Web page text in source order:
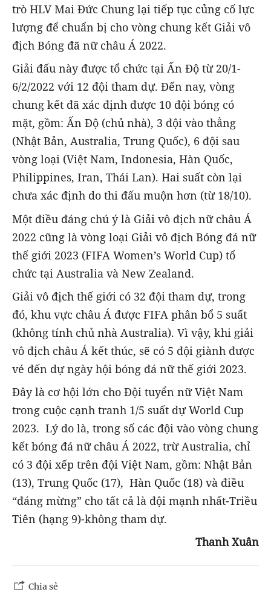
trò HLV Mai Đức Chung lại tiếp tục củng cố lực
lượng để chuẩn bị cho vòng chung kết Giải vô
địch Bóng đã nữ châu Á 2022.
Giải đấu này được tổ chức tại Ấn Độ từ 20/1-
6/2/2022 với 12 đội tham dự. Đến nay, vòng
chung kết đã xác định được 10 đội bóng có
mặt, gồm: Ấn Độ (chủ nhà), 3 đội vào thẳng
(Nhật Bản, Australia, Trung Quốc), 6 đội sau
vòng loại (Việt Nam, Indonesia, Hàn Quốc,
Philippines, Iran, Thái Lan). Hai suất còn lại
chưa xác định do thi đấu muộn hơn (từ 18/10).
Một điều đáng chú ý là Giải vô địch nữ châu Á
2022 cũng là vòng loại Giải vô địch Bóng đá nữ
thế giới 2023 (FIFA Women’s World Cup) tổ
chức tại Australia và New Zealand.
Giải vô địch thế giới có 32 đội tham dự, trong
đó, khu vực châu Á được FIFA phân bổ 5 suất
(không tính chủ nhà Australia). Vì vậy, khi giải
vô địch châu Á kết thúc, sẽ có 5 đội giành được
vé đến dự ngày hội bóng đá nữ thế giới 2023.
Đây là cơ hội lớn cho Đội tuyển nữ Việt Nam
trong cuộc cạnh tranh 1/5 suất dự World Cup
2023. Lý do là, trong số các đội vào vòng chung
kết bóng đá nữ châu Á 2022, trừ Australia, chỉ
có 3 đội xếp trên đội Việt Nam, gồm: Nhật Bản
(13), Trung Quốc (17), Hàn Quốc (18) và điều
“đáng mừng” cho tất cả là đội mạnh nhất-Triều
Tiên (hạng 9)-không tham dự.
Thanh Xuân
Chia sẻ